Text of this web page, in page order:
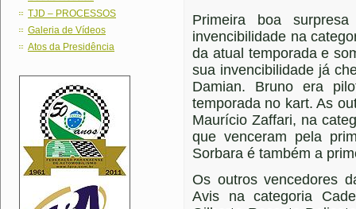
TJD – PROCESSOS
Galeria de Vídeos
Atos da Presidência
Primeira boa
invencibilidade na
da atual temporada e
sua invencibilidade já
Damian. Bruno era
temporada no kart. As
Maurício Zaffari, na
que venceram pela
Sorbara é também a
Os outros vencedores
Avis na categoria